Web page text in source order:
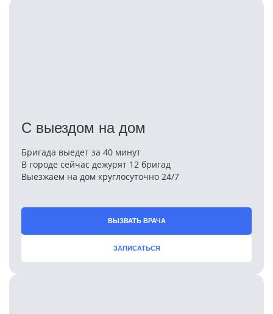
С выездом на дом
Бригада выедет за 40 минут
В городе сейчас дежурят 12 бригад
Выезжаем на дом круглосуточно 24/7
ВЫЗВАТЬ ВРАЧА
ЗАПИСАТЬСЯ